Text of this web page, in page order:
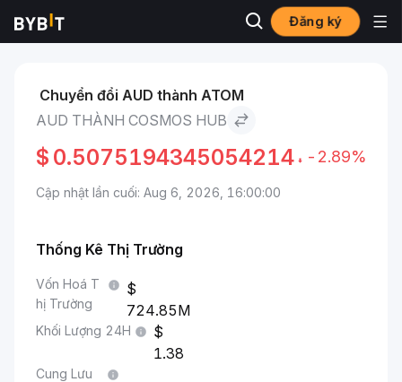
Đăng ký
Thị trường AUD to Cosmos Hub
Chuyển đổi AUD thành ATOM
AUD THÀNH COSMOS HUB
$ 0.5075194345054214 -2.89%
Cập nhật lần cuối: Aug 6, 2026, 16:00:00
Thống Kê Thị Trường
Vốn Hoá T
hị Trường
724.85M
Khối Lượng 24H
1.38
Cung Lưu